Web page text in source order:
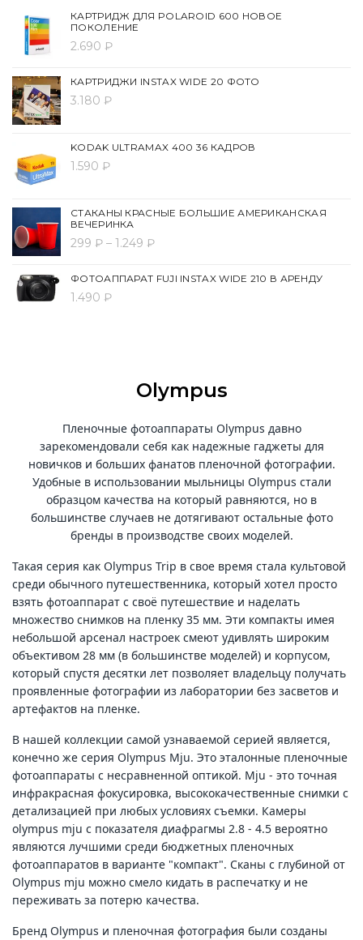
КАРТРИДЖ ДЛЯ POLAROID 600 НОВОЕ
ПОКОЛЕНИЕ
2.690 ₽
КАРТРИДЖИ INSTAX WIDE 20 ФОТО
3.180 ₽
KODAK ULTRAMAX 400 36 КАДРОВ
1.590 ₽
СТАКАНЫ КРАСНЫЕ БОЛЬШИЕ АМЕРИКАНСКАЯ
ВЕЧЕРИНКА
299 ₽ – 1.249 ₽
ФОТОАППАРАТ FUJI INSTAX WIDE 210 В АРЕНДУ
1.490 ₽
Olympus
Пленочные фотоаппараты Olympus давно
зарекомендовали себя как надежные гаджеты для
новичков и больших фанатов пленочной фотографии.
Удобные в использовании мыльницы Olympus стали
образцом качества на который равняются, но в
большинстве случаев не дотягивают остальные фото
бренды в производстве своих моделей.
Такая серия как Olympus Trip в свое время стала культовой
среди обычного путешественника, который хотел просто
взять фотоаппарат с своё путешествие и наделать
множество снимков на пленку 35 мм. Эти компакты имея
небольшой арсенал настроек смеют удивлять широким
объективом 28 мм (в большинстве моделей) и корпусом,
который спустя десятки лет позволяет владельцу получать
проявленные фотографии из лаборатории без засветов и
артефактов на пленке.
В нашей коллекции самой узнаваемой серией является,
конечно же серия Olympus Mju. Это эталонные пленочные
фотоаппараты с несравненной оптикой. Mju - это точная
инфракрасная фокусировка, высококачественные снимки с
детализацией при любых условиях съемки. Камеры
olympus mju с показателя диафрагмы 2.8 - 4.5 вероятно
являются лучшими среди бюджетных пленочных
фотоаппаратов в варианте "компакт". Сканы с глубиной от
Olympus mju можно смело кидать в распечатку и не
переживать за потерю качества.
Бренд Olympus и пленочная фотография были созданы